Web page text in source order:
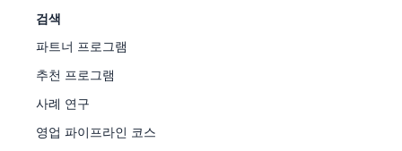
검색
파트너 프로그램
추천 프로그램
사례 연구
영업 파이프라인 코스